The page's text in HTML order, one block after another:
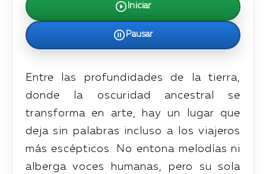
Iniciar
Pausar
Entre las profundidades de la tierra,
donde la oscuridad ancestral se
transforma en arte, hay un lugar que
deja sin palabras incluso a los viajeros
más escépticos. No entona melodías ni
alberga voces humanas, pero su sola